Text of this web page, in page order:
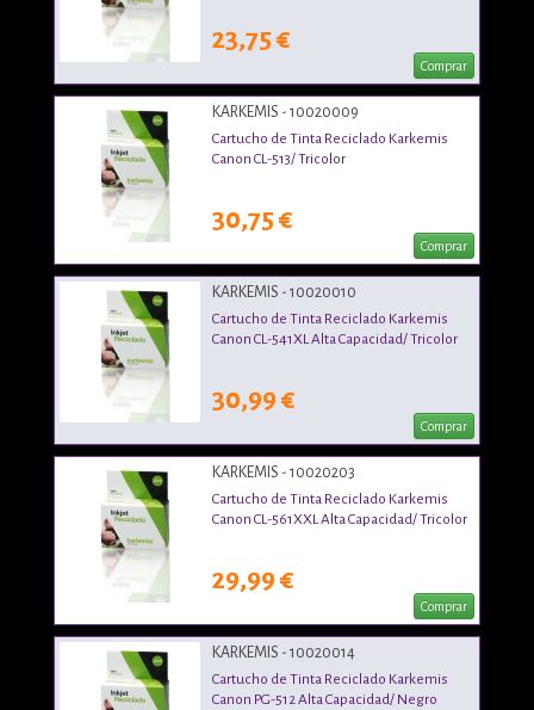
23,75 €
Comprar
KARKEMIS - 10020009
Cartucho de Tinta Reciclado Karkemis
Canon CL-513/ Tricolor
30,75 €
Comprar
KARKEMIS - 10020010
Cartucho de Tinta Reciclado Karkemis
Canon CL-541XL Alta Capacidad/ Tricolor
30,99 €
Comprar
KARKEMIS - 10020203
Cartucho de Tinta Reciclado Karkemis
Canon CL-561XXL Alta Capacidad/ Tricolor
29,99 €
Comprar
KARKEMIS - 10020014
Cartucho de Tinta Reciclado Karkemis
Canon PG-512 Alta Capacidad/ Negro